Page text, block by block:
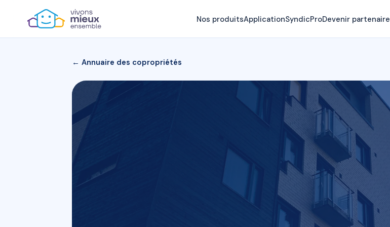
Nos produitsApplicationSyndicProDevenir partenaire
← Annuaire des copropriétés